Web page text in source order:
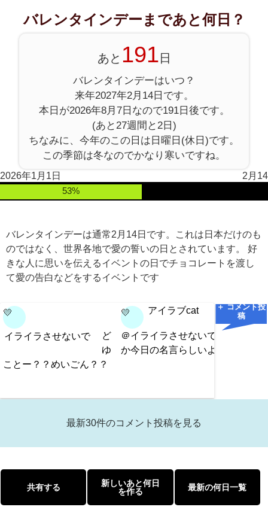
バレンタインデーまであと何日？
あと 191 日
バレンタインデーはいつ？
来年2027年2月14日です。
本日が2026年8月7日なので191日後です。
(あと27週間と2日)
ちなみに、今年のこの日は日曜日(休日)です。
この季節は冬なのでかなり寒いですね。
2026年1月1日
2月14
53%
バレンタインデーは通常2月14日です。これは日本だけのも
のではなく、世界各地で愛の誓いの日とされています。 好
きな人に思いを伝えるイベントの日でチョコレートを渡し
て愛の告白などをするイベントです
＋ コメント投
稿
💛
イライラさせないで
ど
ゆ
ことー？？めいごん？？
💛 アイラブcat
＠イライラさせないでなん
か今日の名言らしいよ
💛
最新30件のコメント投稿を見る
共有する
新しいあと何日
を作る
最新の何日一覧